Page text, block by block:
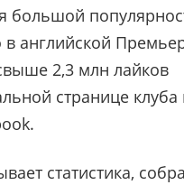
большой
в английской
2,3 млн лайков
странице
статистика,